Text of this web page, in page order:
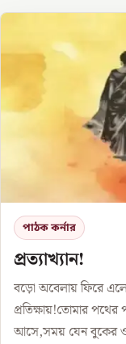
পাঠক কর্নার
প্রত্যাখ্যান!
বড়ো অবেলায় ফিরে
প্রতিক্ষায়!তোমার
আসে,সময় যেন বুকের